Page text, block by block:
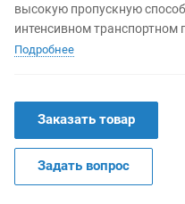
высокую пропускную
интенсивном транспортном
Подробнее
Заказать товар
Задать вопрос